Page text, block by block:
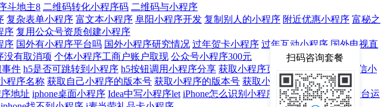
斗地主8 二维码转化小程序码 二维码与小程序
复杂表单小程序 富文本小程序 阜阳小程序开发 复制别人的小程序 附近优惠小程序 富秘之
序 复用公众号资质创建小程序
序 国外有小程序平台吗 国外小程序研究情况 过年贺卡小程序 过年互动小程序 国外电视直
没有取消项 个体小程序工商户账户取现 公众号小程序300元
件 h5是否可跳转到小程序 h5按钮调用小程序分享 获取小程序页面链接
华为mate9微信小
程序名称 获取自己小程序的版本号 获取小程序的版本号 获取小程序授权失败
地址 iphone桌面小程序 Idea中写小程序let iPhone怎么识别小程序
iphone微信小程序后台运
扫码咨询套餐